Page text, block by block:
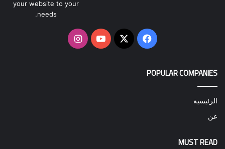
your website to your
needs.
فيسبوك
‫X
‫YouTubeانستقرام
POPULAR COMPANIES
الرئيسية
عن
MUST READ